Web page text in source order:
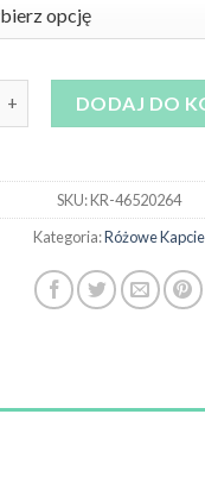
DODAJ DO
SKU:KR-46520264
Kategoria:Różowe Kapcie